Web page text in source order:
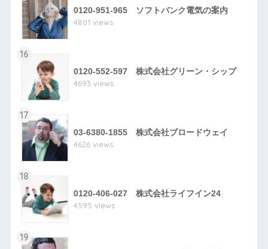
0120-951-965 ソフトバンク電気の案内
4801 views
16
0120-552-597 株式会社グリーン・シップ
4693 views
17
03-6380-1855 株式会社ブロードウェイ
4626 views
18
0120-406-027 株式会社ライフイン24
4595 views
19